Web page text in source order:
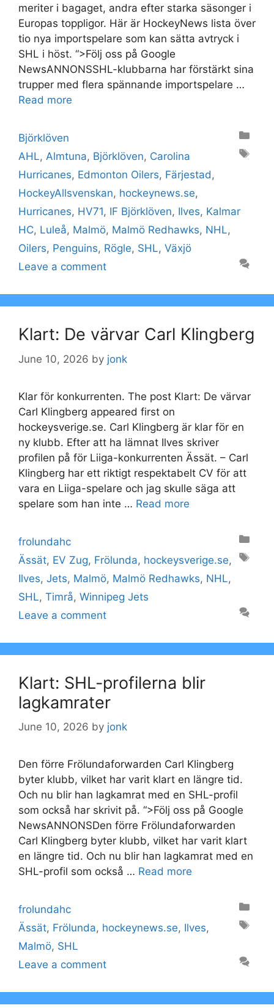
meriter i bagaget, andra efter starka säsonger i
Europas toppligor. Här är HockeyNews lista över
tio nya importspelare som kan sätta avtryck i
SHL i höst. “>Följ oss på Google
NewsANNONSSHL-klubbarna har förstärkt sina
trupper med flera spännande importspelare …
Read more
Categories
Björklöven
Tags
AHL, Almtuna, Björklöven, Carolina
Hurricanes, Edmonton Oilers, Färjestad,
HockeyAllsvenskan, hockeynews.se,
Hurricanes, HV71, IF Björklöven, Ilves, Kalmar
HC, Luleå, Malmö, Malmö Redhawks, NHL,
Oilers, Penguins, Rögle, SHL, Växjö
Leave a comment
Klart: De värvar Carl Klingberg
June 10, 2026 by jonk
Klar för konkurrenten. The post Klart: De värvar
Carl Klingberg appeared first on
hockeysverige.se. Carl Klingberg är klar för en
ny klubb. Efter att ha lämnat Ilves skriver
profilen på för Liiga-konkurrenten Ässät. – Carl
Klingberg har ett riktigt respektabelt CV för att
vara en Liiga-spelare och jag skulle säga att
spelare som han inte … Read more
Categories
frolundahc
Tags
Ässät, EV Zug, Frölunda, hockeysverige.se,
Ilves, Jets, Malmö, Malmö Redhawks, NHL,
SHL, Timrå, Winnipeg Jets
Leave a comment
Klart: SHL-profilerna blir
lagkamrater
June 10, 2026 by jonk
Den förre Frölundaforwarden Carl Klingberg
byter klubb, vilket har varit klart en längre tid.
Och nu blir han lagkamrat med en SHL-profil
som också har skrivit på. “>Följ oss på Google
NewsANNONSDen förre Frölundaforwarden
Carl Klingberg byter klubb, vilket har varit klart
en längre tid. Och nu blir han lagkamrat med en
SHL-profil som också … Read more
Categories
frolundahc
Tags
Ässät, Frölunda, hockeynews.se, Ilves,
Malmö, SHL
Leave a comment